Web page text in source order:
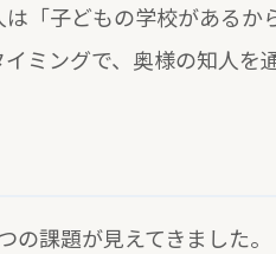
「子どもの学校がある
ミングで、奥様の知人を
課題が見えてきました。